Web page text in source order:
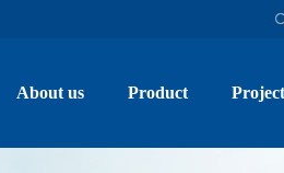
About us Product